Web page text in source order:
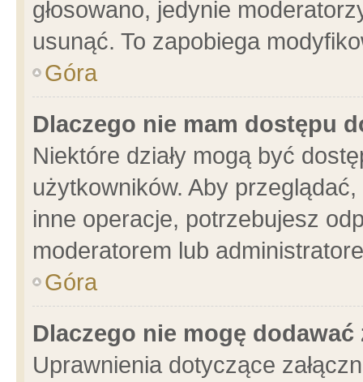
głosowano, jedynie
usunąć. To zapobiega
Góra
Dlaczego nie mam dostępu
Niektóre działy mogą być
użytkowników. Aby
inne operacje, potrzebujesz
moderatorem lub
Góra
Dlaczego nie mogę dodawać
Uprawnienia dotyczące